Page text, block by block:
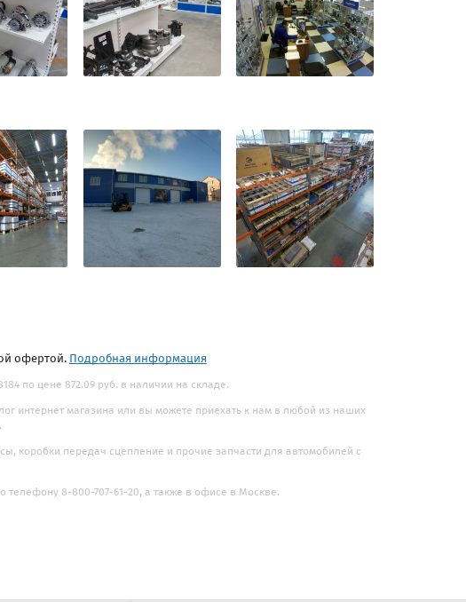
офертой. Подробная информация
по цене 872.09 руб. в наличии на складе.
интернет магазина или вы можете приехать к нам в любой из наших
.
коробки передач сцепление и прочие запчасти для автомобилей с
8-800-707-61-20, а также в офисе в Москве.